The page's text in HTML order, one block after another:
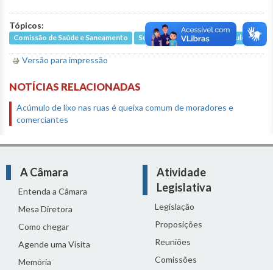
Tópicos:
Comissão de Saúde e Saneamento Sugestão de pauta Luiza Dulci
Versão para impressão
NOTÍCIAS RELACIONADAS
Acúmulo de lixo nas ruas é queixa comum de moradores e
comerciantes
A Câmara
Entenda a Câmara
Mesa Diretora
Como chegar
Agende uma Visita
Memória
Atividade
Legislativa
Legislação
Proposições
Reuniões
Comissões